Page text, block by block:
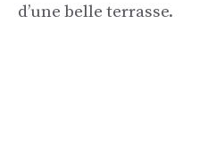
d’une belle terrasse.